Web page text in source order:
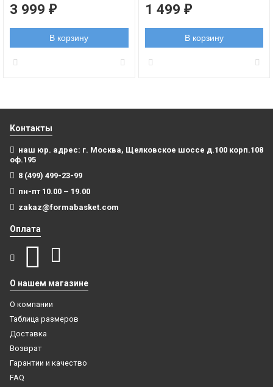
3 999 ₽
В корзину
1 499 ₽
В корзину
Контакты
наш юр. адрес: г. Москва, Щелковское шоссе д.100 корп.108
оф.195
8 (499) 499-23-99
пн-пт 10.00 – 19.00
zakaz@formabasket.com
Оплата
О нашем магазине
О компании
Таблица размеров
Доставка
Возврат
Гарантии и качество
FAQ